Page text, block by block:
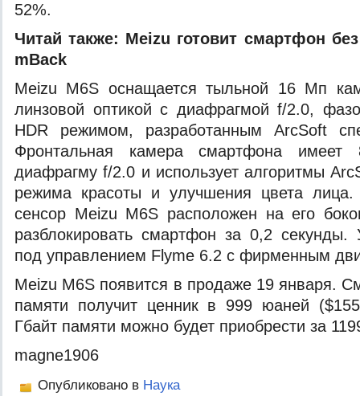
52%.
Читай также: Meizu готовит смартфон
mBack
Meizu M6S оснащается тыльной 16 Мп
линзовой оптикой с диафрагмой f/2.0,
HDR режимом, разработанным ArcSoft
Фронтальная камера смартфона
диафрагму f/2.0 и использует алгоритмы
режима красоты и улучшения цвета лица.
сенсор Meizu M6S расположен на его
разблокировать смартфон за 0,2 секунды.
под управлением Flyme 6.2 с фирменным
Meizu M6S появится в продаже 19 января.
памяти получит ценник в 999 юаней
Гбайт памяти можно будет приобрести за
magne1906
Опубликовано в Наука